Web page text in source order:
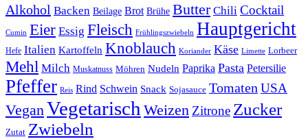
Alkohol Backen Beilage Brot Brühe Butter Chili Cocktail
Cumin Eier Essig Fleisch Frühlingszwiebeln Hauptgericht
Hefe Italien Kartoffeln Knoblauch Koriander Käse Limette Lorbeer
Mehl Milch Muskatnuss Möhren Nudeln Paprika Pasta Petersilie
Pfeffer Reis Rind Schwein Snack Sojasauce Tomaten USA
Vegan Vegetarisch Weizen Zitrone Zucker
Zutat Zwiebeln